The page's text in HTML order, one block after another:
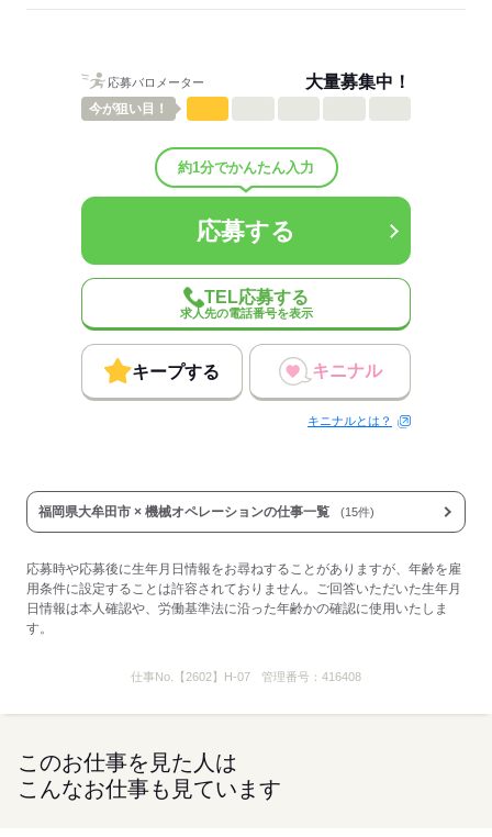
職場の様子
配属先部署：
男女比（男6：女4）
流通・小売関連
応募する
応募バロメーター 大量募集中！
今が狙い目！
約1分でかんたん入力
応募する
TEL応募する
求人先の電話番号を表示
キープする キニナル
キニナルとは？
福岡県大牟田市 × 機械オペレーションの仕事一覧 (15件)
応募時や応募後に生年月日情報をお尋ねすることがありますが、年齢を雇
用条件に設定することは許容されておりません。ご回答いただいた生年月
日情報は本人確認や、労働基準法に沿った年齢かの確認に使用いたしま
す。
仕事No. 【2602】H-07 管理番号： 416408
このお仕事を見た人は
こんなお仕事も見ています